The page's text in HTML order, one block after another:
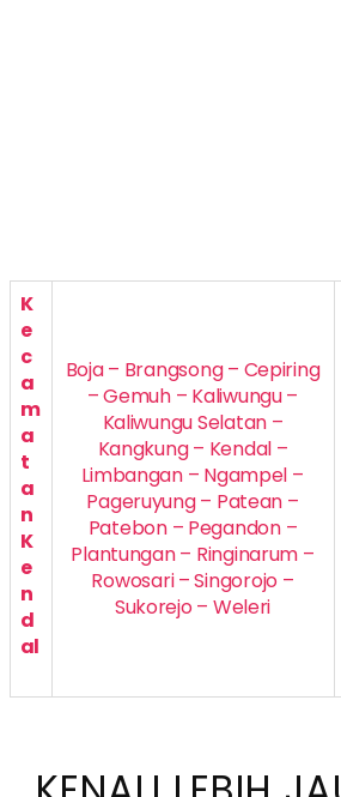
K
e
c
a
m
a
t
a
n
K
e
n
d
al
Boja – Brangsong – Cepiring
– Gemuh – Kaliwungu –
Kaliwungu Selatan –
Kangkung – Kendal –
Limbangan – Ngampel –
Pageruyung – Patean –
Patebon – Pegandon –
Plantungan – Ringinarum –
Rowosari – Singorojo –
Sukorejo – Weleri